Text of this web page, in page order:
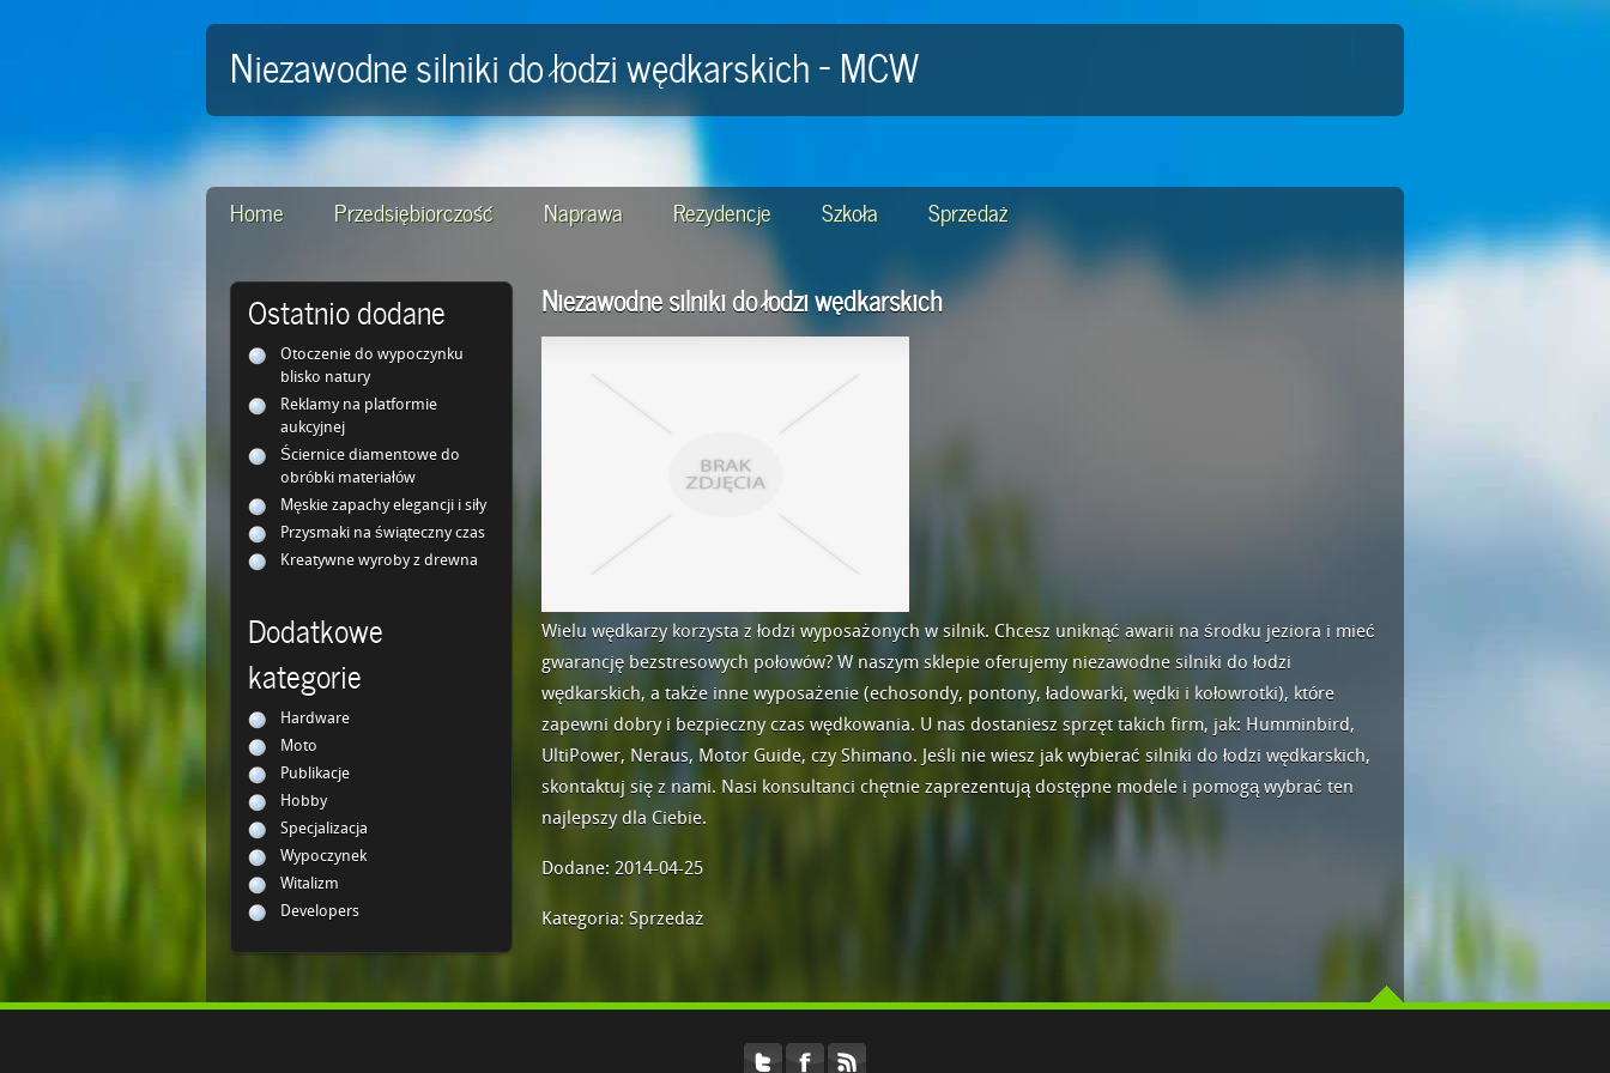
Niezawodne silniki do łodzi wędkarskich - MCW
Home Przedsiębiorczość Naprawa Rezydencje Szkoła Sprzedaż
Ostatnio dodane
Otoczenie do wypoczynku
blisko natury
Reklamy na platformie
aukcyjnej
Ściernice diamentowe do
obróbki materiałów
Męskie zapachy elegancji i siły
Przysmaki na świąteczny czas
Kreatywne wyroby z drewna
Dodatkowe
kategorie
Hardware
Moto
Publikacje
Hobby
Specjalizacja
Wypoczynek
Witalizm
Developers
Niezawodne silniki do łodzi wędkarskich
Wielu wędkarzy korzysta z łodzi wyposażonych w silnik. Chcesz uniknąć awarii na środku jeziora i mieć
gwarancję bezstresowych połowów? W naszym sklepie oferujemy niezawodne silniki do łodzi
wędkarskich, a także inne wyposażenie (echosondy, pontony, ładowarki, wędki i kołowrotki), które
zapewni dobry i bezpieczny czas wędkowania. U nas dostaniesz sprzęt takich firm, jak: Humminbird,
UltiPower, Neraus, Motor Guide, czy Shimano. Jeśli nie wiesz jak wybierać silniki do łodzi wędkarskich,
skontaktuj się z nami. Nasi konsultanci chętnie zaprezentują dostępne modele i pomogą wybrać ten
najlepszy dla Ciebie.
Dodane: 2014-04-25
Kategoria: Sprzedaż